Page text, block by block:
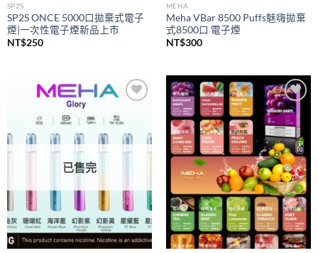
SP2S
SP2S ONCE 5000口拋棄式電子
煙|一次性電子煙新品上市
NT$250
MEHA
Meha VBar 8500 Puffs魅嗨拋棄
式8500口 電子煙
NT$300
wishlist
已售完
Add to
wishlist